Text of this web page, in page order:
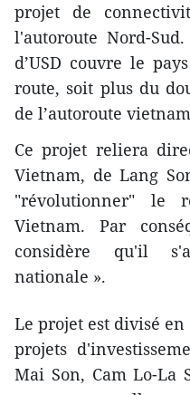
projet de
l'autoroute Nord-
d’USD couvre le
route, soit plus du
de l’autoroute
Ce projet reliera
Vietnam, de Lang
"révolutionner" le
Vietnam. Par
considère qu'il
nationale ».
Le projet est divisé
projets
Mai Son, Cam Lo-La